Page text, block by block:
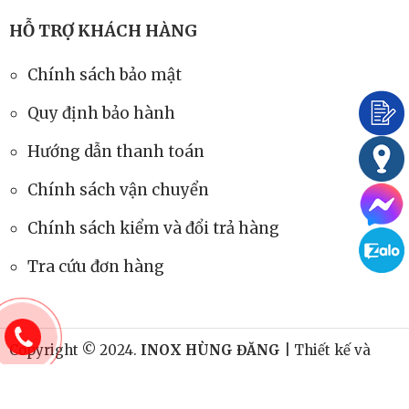
HỖ TRỢ KHÁCH HÀNG
Chính sách bảo mật
Quy định bảo hành
Hướng dẫn thanh toán
Chính sách vận chuyển
Chính sách kiểm và đổi trả hàng
Tra cứu đơn hàng
Copyright © 2024. INOX HÙNG ĐĂNG | Thiết kế và